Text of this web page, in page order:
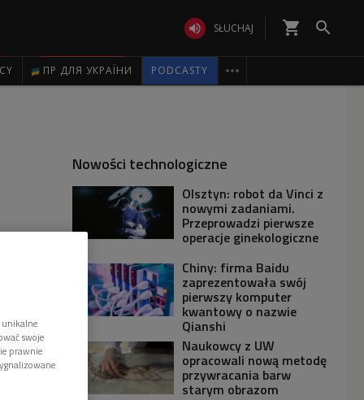
 SŁUCHAJ shopping_cart 
ПР ДЛЯ УКРАЇНИ PODCASTY 
Nowości technologiczne
Olsztyn: robot da Vinci z
nowymi zadaniami.
Przeprowadzi pierwsze
operacje ginekologiczne
Chiny: firma Baidu
zaprezentowała swój
pierwszy komputer
kwantowy o nazwie
Qianshi
Naukowcy z UW
opracowali nową metodę
przywracania barw
starym obrazom
swoje
prawnie